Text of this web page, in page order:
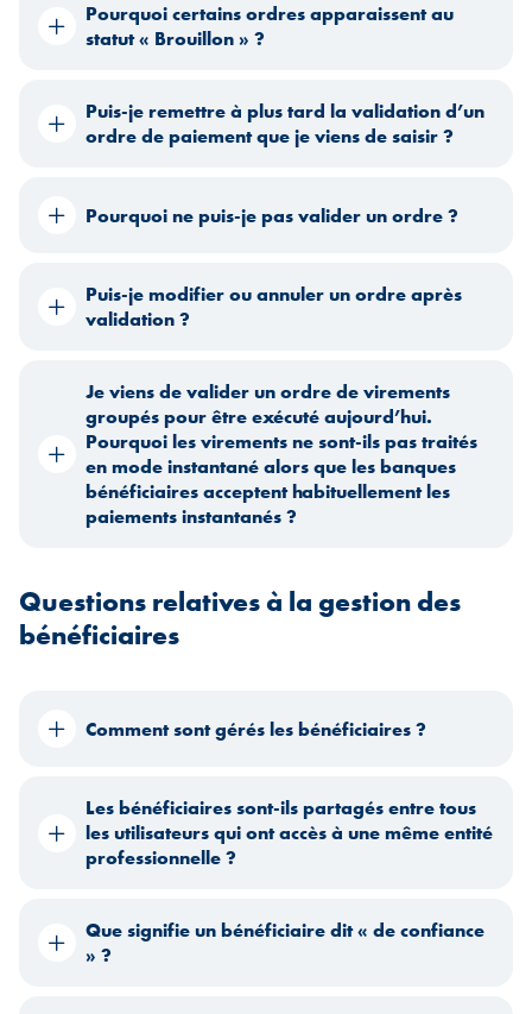
Pourquoi certains ordres apparaissent au
statut « Brouillon » ?
Puis-je remettre à plus tard la validation d’un
ordre de paiement que je viens de saisir ?
Pourquoi ne puis-je pas valider un ordre ?
Puis-je modifier ou annuler un ordre après
validation ?
Je viens de valider un ordre de virements
groupés pour être exécuté aujourd’hui.
Pourquoi les virements ne sont-ils pas traités
en mode instantané alors que les banques
bénéficiaires acceptent habituellement les
paiements instantanés ?
Questions relatives à la gestion des
bénéficiaires
Comment sont gérés les bénéficiaires ?
Les bénéficiaires sont-ils partagés entre tous
les utilisateurs qui ont accès à une même entité
professionnelle ?
Que signifie un bénéficiaire dit « de confiance
» ?